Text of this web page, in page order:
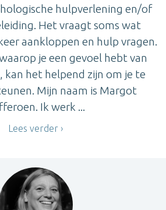
hulpverlening en/of
Het vraagt soms wat
aankloppen en hulp vragen.
je een gevoel hebt van
het helpend zijn om je te
Mijn naam is Margot
Ik werk ...
Lees verder